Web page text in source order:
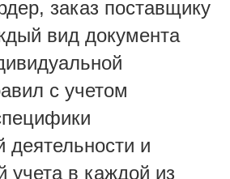
заказ поставщику
вид документа
с учетом
деятельности и
учета в каждой из